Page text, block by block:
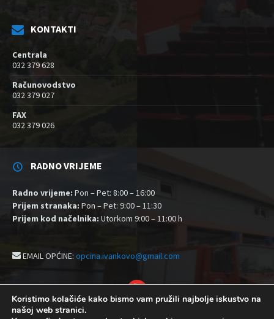
KONTAKTI
Centrala
032 379 628
Računovodstvo
032 379 027
FAX
032 379 026
RADNO VRIJEME
Radno vrijeme: Pon – Pet: 8:00 – 16:00
Prijem stranaka: Pon – Pet: 9:00 – 11:30
Prijem kod načelnika: Utorkom 9:00 – 11:00 h
EMAIL OPĆINE: opcina.ivankovo@gmail.com
YouTube
Izjava o pristupačnosti
Koristimo kolačiće kako bismo vam pružili najbolje iskustvo na
našoj web stranici.